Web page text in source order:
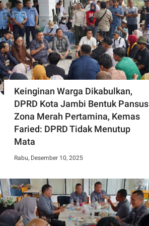
Keinginan Warga Dikabulkan,
DPRD Kota Jambi Bentuk Pansus
Zona Merah Pertamina, Kemas
Faried: DPRD Tidak Menutup
Mata
Rabu, Desember 10, 2025